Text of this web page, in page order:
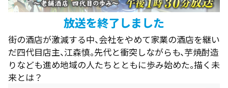
放送を終了しました
街の酒店が激減する中、会社をやめて家業の酒店を継い
だ四代目店主、江森慎。先代と衝突しながらも、芋焼酎造
りなども進め地域の人たちとともに歩み始めた。描く未
来とは？